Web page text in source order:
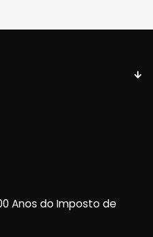
Anos do Imposto de